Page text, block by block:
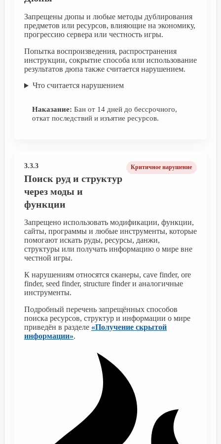
Запрещены дюпы и любые методы дублирования
предметов или ресурсов, влияющие на экономику,
прогрессию сервера или честность игры.
Попытка воспроизведения, распространения
инструкции, сокрытие способа или использование
результатов дюпа также считается нарушением.
Что считается нарушением
Наказание: Бан от 14 дней до бессрочного,
откат последствий и изъятие ресурсов.
3.3.3
Поиск руд и структур
через моды и
функции
Критичное нарушение
Запрещено использовать модификации, функции,
сайты, программы и любые инструменты, которые
помогают искать руды, ресурсы, данжи,
структуры или получать информацию о мире вне
честной игры.
К нарушениям относятся сканеры, cave finder, ore
finder, seed finder, structure finder и аналогичные
инструменты.
Подробный перечень запрещённых способов
поиска ресурсов, структур и информации о мире
приведён в разделе «Получение скрытой
информации».